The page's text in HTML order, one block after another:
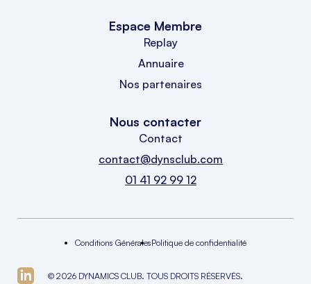
Espace Membre
Replay
Annuaire
Nos partenaires
Nous contacter
Contact
contact@dynsclub.com
01 41 92 99 12
© 2026 DYNAMICS CLUB. TOUS DROITS RÉSERVÉS.
Conditions GénéralesPolitique de confidentialité